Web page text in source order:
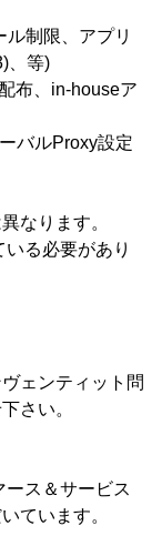
ル制限、アプリ
、等)
布、in-houseア
バルProxy設定
なります。
る必要があり
ェンティット問
さい。
ス＆サービス
ています。